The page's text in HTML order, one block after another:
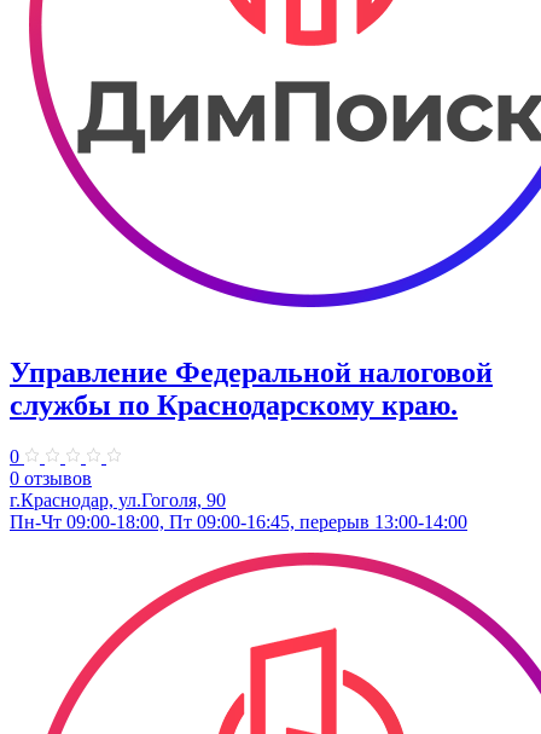
Управление Федеральной налоговой
службы по Краснодарскому краю.
0
0 отзывов
г.Краснодар, ул.​Гоголя, 90
Пн-Чт 09:00-18:00, Пт 09:00-16:45, перерыв 13:00-14:00